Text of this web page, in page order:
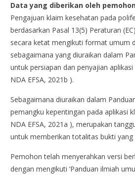
Data yang diberikan oleh
Pengajuan klaim kesehatan pada
berdasarkan Pasal 13(5) Peraturan
secara ketat mengikuti format umum
sebagaimana yang diuraikan dalam
untuk persiapan dan penyajian
NDA EFSA, 2021b ).
Sebagaimana diuraikan dalam
pemangku kepentingan pada aplikasi
NDA EFSA, 2021a ), merupakan
untuk memberikan totalitas bukti yang
Pemohon telah menyerahkan versi
dengan mengikuti ‘Panduan ilmiah